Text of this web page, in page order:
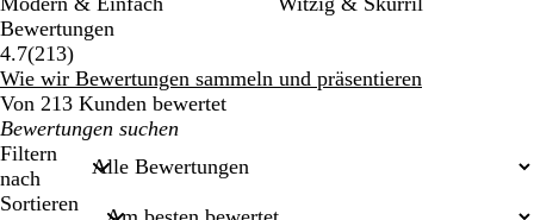
Bewertungen
4.7(213213
Bewertungen
)
Wie wir Bewertungen sammeln und präsentieren
Von 213 Kunden bewertet
Meine
Sucheingaben
Filtern
nach
Sortieren